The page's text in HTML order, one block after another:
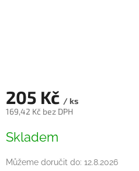
205 Kč / ks
169,42 Kč bez DPH
cena:
Skladem
Můžeme doručit do: 12.8.2026